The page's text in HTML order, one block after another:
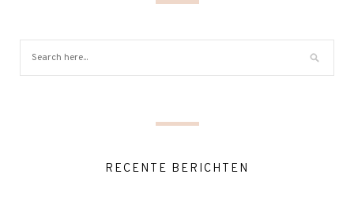
RECENTE BERICHTEN